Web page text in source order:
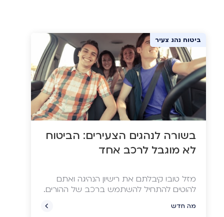
ביטוח נהג צעיר
בשורה לנהגים הצעירים: הביטוח
לא מוגבל לרכב אחד
מזל טוב! קיבלתם את רישיון הנהיגה ואתם
להוטים להתחיל להשתמש ברכב של ההורים.
– כמו לנהוג ביותר מרכב אחד ולשלם עבור
מה חדש